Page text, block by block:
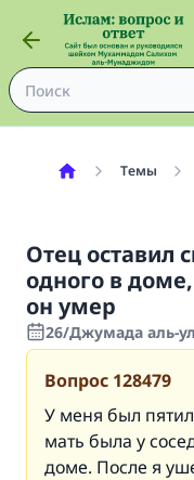
Темы
Отец оставил
одного в
он умер
26/Джумада аль-
Вопрос 128479
У меня был
мать была у
доме. После я